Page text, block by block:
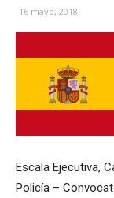
16 mayo, 2018
Escala Ejecutiva,
Policía –